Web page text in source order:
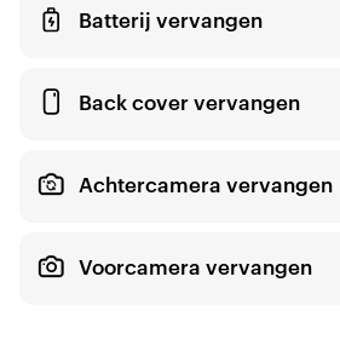
Batterij vervangen
Back cover vervangen
Achtercamera vervangen
Voorcamera vervangen